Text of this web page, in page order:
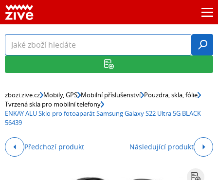
zbozi.zive.cz Mobily, GPS Mobilní příslušenství Pouzdra, skla, fólie
Tvrzená skla pro mobilní telefony
ENKAY ALU Sklo pro fotoaparát Samsung Galaxy S22 Ultra 5G BLACK
56439
Předchozí produkt Následující produkt